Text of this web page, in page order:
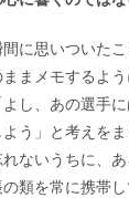
に思いついた
まメモするよ
し、あの選手
う」と考えを
ないうちに、
類を常に携帯